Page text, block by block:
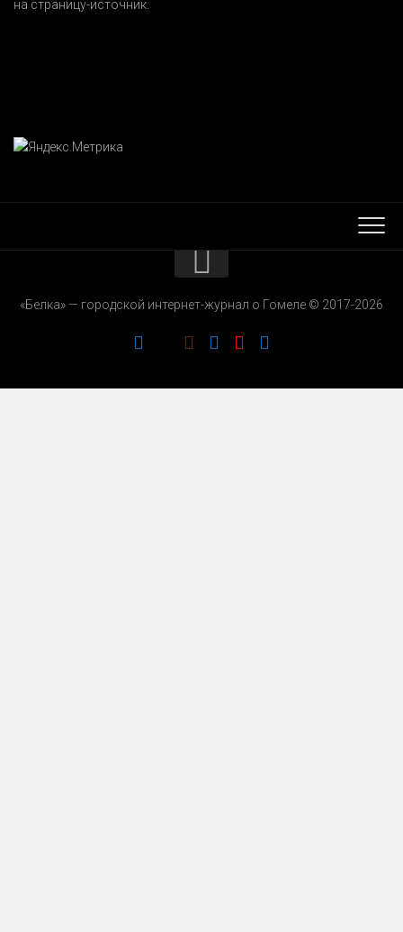
на страницу-источник.
РЕКЛАМОДАТЕЛЯМ
«Белка» — городской интернет-журнал о Гомеле © 2017-2026